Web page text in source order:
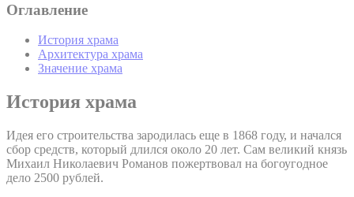
Оглавление
История храма
Архитектура храма
Значение храма
История храма
Идея его строительства зародилась еще в 1868 году, и начался
сбор средств, который длился около 20 лет. Сам великий князь
Михаил Николаевич Романов пожертвовал на богоугодное
дело 2500 рублей.